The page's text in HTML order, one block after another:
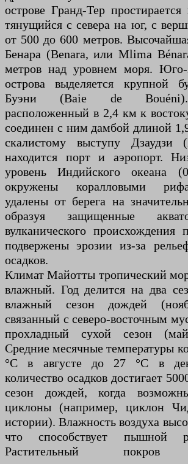
острове Гранд-Тер простирается
тянущийся с севера на юг, с
от 500 до 600 метров.
Бенара (Benara, или Mlima
метров над уровнем моря. Юго-
острова выделяется крупной
Буэни (Baie de Bouéni).
расположенный в 2,4 км к
соединен с ним дамбой длиной
скалистому выступу Дзаудзи
находится порт и аэропорт.
уровень Индийского океана
окружены коралловыми
удалены от берега на
образуя защищенные
вулканического происхождения
подвержены эрозии из-за
осадков.
Климат Майотты тропический
влажный. Год делится на два
влажный сезон дождей
связанный с северо-восточным
прохладный сухой сезон
Средние месячные температуры
°C в августе до 27 °C в
количество осадков достигает
сезон дождей, когда
циклоны (например, циклон
истории). Влажность воздуха
что способствует пышной
Растительный покров